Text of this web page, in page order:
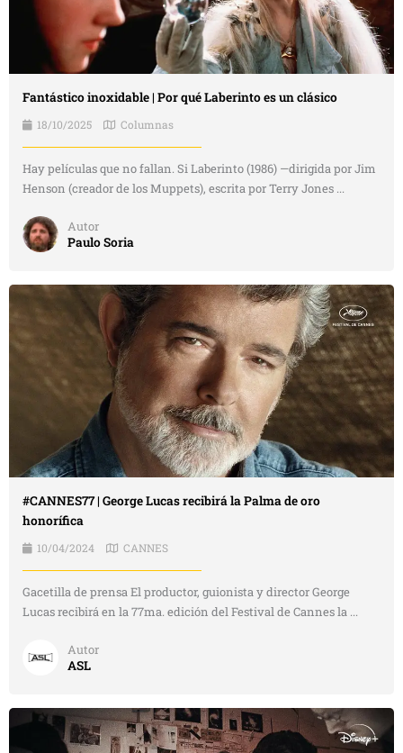
Fantástico inoxidable | Por qué Laberinto es un clásico
18/10/2025 Columnas
Hay películas que no fallan. Si Laberinto (1986) —dirigida por Jim
Henson (creador de los Muppets), escrita por Terry Jones ...
Autor
Paulo Soria
#CANNES77 | George Lucas recibirá la Palma de oro
honorífica
10/04/2024 CANNES
Gacetilla de prensa El productor, guionista y director George
Lucas recibirá en la 77ma. edición del Festival de Cannes la ...
Autor
ASL